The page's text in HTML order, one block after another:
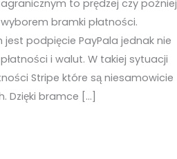
to prędzej czy poźniej
bramki płatności.
jest podpięcie PayPala jednak nie
i walut. W takiej sytuacji
Stripe które są niesamowicie
Dzięki bramce […]